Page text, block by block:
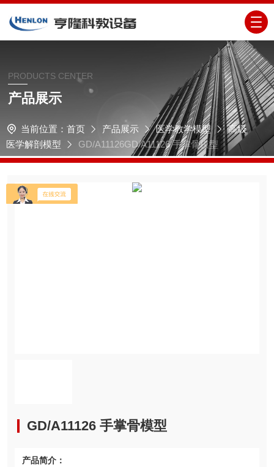
PRODUCTS CENTER
产品展示
当前位置： 首页 产品展示 医学教学模型
高级
医学解剖模型
GD/A11126GD/A11126 手掌骨模型
GD/A11126 手掌骨模型
产品简介：